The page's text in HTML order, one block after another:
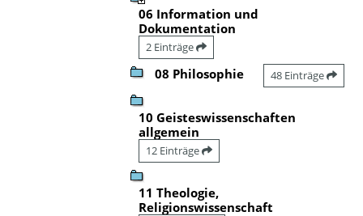
06 Information und
Dokumentation
2 Einträge
08 Philosophie 48 Einträge
10 Geisteswissenschaften
allgemein
12 Einträge
11 Theologie,
Religionswissenschaft